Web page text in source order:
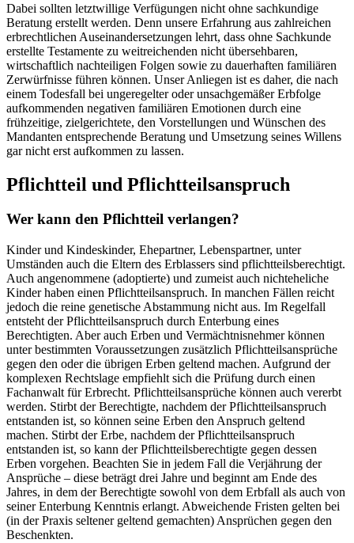
Dabei sollten letztwillige Verfügungen nicht ohne sachkundige
Beratung erstellt werden. Denn unsere Erfahrung aus zahlreichen
erbrechtlichen Auseinandersetzungen lehrt, dass ohne Sachkunde
erstellte Testamente zu weitreichenden nicht übersehbaren,
wirtschaftlich nachteiligen Folgen sowie zu dauerhaften familiären
Zerwürfnisse führen können. Unser Anliegen ist es daher, die nach
einem Todesfall bei ungeregelter oder unsachgemäßer Erbfolge
aufkommenden negativen familiären Emotionen durch eine
frühzeitige, zielgerichtete, den Vorstellungen und Wünschen des
Mandanten entsprechende Beratung und Umsetzung seines Willens
gar nicht erst aufkommen zu lassen.
Pflichtteil und Pflichtteilsanspruch
Wer kann den Pflichtteil verlangen?
Kinder und Kindeskinder, Ehepartner, Lebenspartner, unter
Umständen auch die Eltern des Erblassers sind pflichtteilsberechtigt.
Auch angenommene (adoptierte) und zumeist auch nichteheliche
Kinder haben einen Pflichtteilsanspruch. In manchen Fällen reicht
jedoch die reine genetische Abstammung nicht aus. Im Regelfall
entsteht der Pflichtteilsanspruch durch Enterbung eines
Berechtigten. Aber auch Erben und Vermächtnisnehmer können
unter bestimmten Voraussetzungen zusätzlich Pflichtteilsansprüche
gegen den oder die übrigen Erben geltend machen. Aufgrund der
komplexen Rechtslage empfiehlt sich die Prüfung durch einen
Fachanwalt für Erbrecht. Pflichtteilsansprüche können auch vererbt
werden. Stirbt der Berechtigte, nachdem der Pflichtteilsanspruch
entstanden ist, so können seine Erben den Anspruch geltend
machen. Stirbt der Erbe, nachdem der Pflichtteilsanspruch
entstanden ist, so kann der Pflichtteilsberechtigte gegen dessen
Erben vorgehen. Beachten Sie in jedem Fall die Verjährung der
Ansprüche – diese beträgt drei Jahre und beginnt am Ende des
Jahres, in dem der Berechtigte sowohl von dem Erbfall als auch von
seiner Enterbung Kenntnis erlangt. Abweichende Fristen gelten bei
(in der Praxis seltener geltend gemachten) Ansprüchen gegen den
Beschenkten.